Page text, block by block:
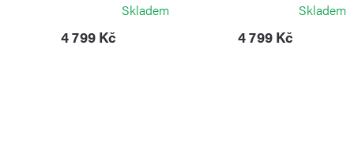
Skladem
4 799 Kč
Skladem
4 799 Kč